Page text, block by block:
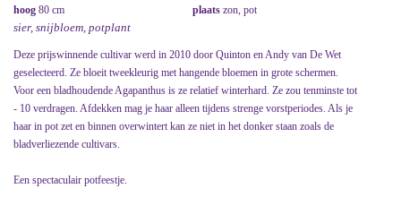
hoog 80 cm plaats zon, pot
sier, snijbloem, potplant
Deze prijswinnende cultivar werd in 2010 door Quinton en Andy van De Wet
geselecteerd. Ze bloeit tweekleurig met hangende bloemen in grote schermen.
Voor een bladhoudende Agapanthus is ze relatief winterhard. Ze zou tenminste tot
- 10 verdragen. Afdekken mag je haar alleen tijdens strenge vorstperiodes. Als je
haar in pot zet en binnen overwintert kan ze niet in het donker staan zoals de
bladverliezende cultivars.
Een spectaculair potfeestje.